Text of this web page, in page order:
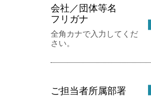
会社／団体等名
フリガナ
全角カナで入力してくだ
さい。
ご担当者所属部署